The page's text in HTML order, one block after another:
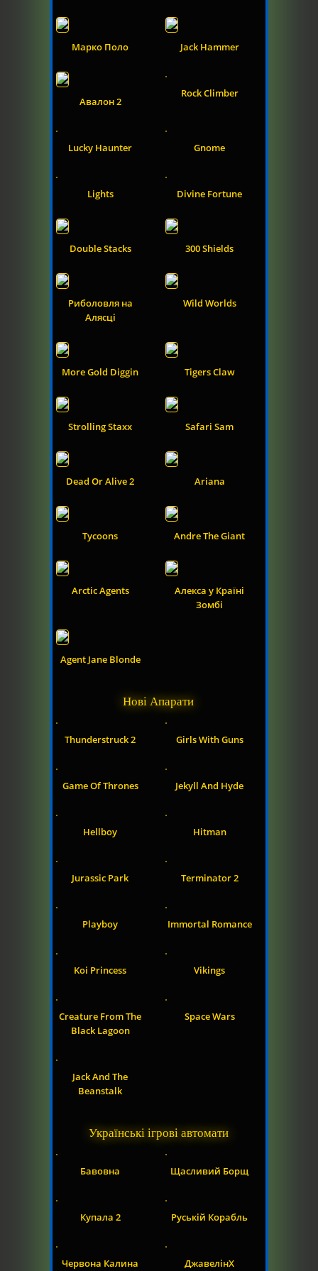
Марко Поло Jack Hammer
Авалон 2
Rock Climber
Lucky Haunter Gnome
Lights Divine Fortune
Double Stacks 300 Shields
Риболовля на
Алясці
Wild Worlds
More Gold Diggin Tigers Claw
Strolling Staxx Safari Sam
Dead Or Alive 2 Ariana
Tycoons Andre The Giant
Arctic Agents
Алекса у Країні
Зомбі
Agent Jane Blonde
Нові Апарати
Thunderstruck 2 Girls With Guns
Game Of Thrones Jekyll And Hyde
Hellboy Hitman
Jurassic Park Terminator 2
Playboy Immortal Romance
Koi Princess Vikings
Creature From The
Black Lagoon
Space Wars
Jack And The
Beanstalk
Українські ігрові автомати
Бавовна Щасливий Борщ
Купала 2 Руській Корабль
Червона Калина ДжавелінX